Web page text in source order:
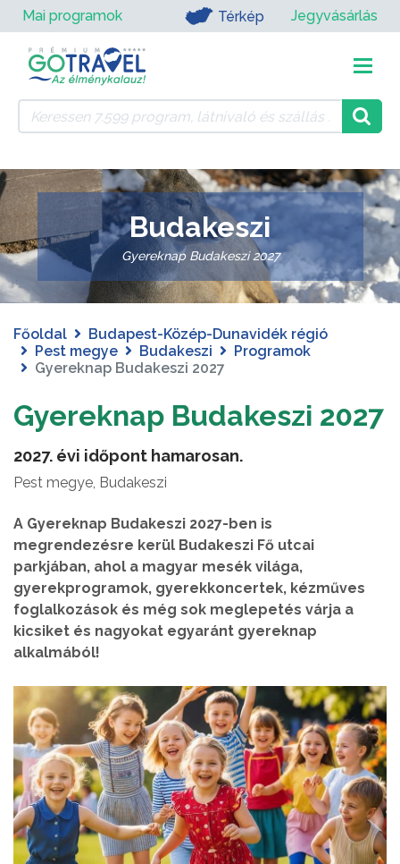
Mai programok Térkép Jegyvásárlás
Budakeszi
Gyereknap Budakeszi 2027
Főoldal
Budapest-Közép-Dunavidék régió
Pest megye
Budakeszi
Programok
Gyereknap Budakeszi 2027
Gyereknap Budakeszi 2027
2027. évi időpont hamarosan.
Pest megye, Budakeszi
A Gyereknap Budakeszi 2027-ben is
megrendezésre kerül Budakeszi Fő utcai
parkjában, ahol a magyar mesék világa,
gyerekprogramok, gyerekkoncertek, kézműves
foglalkozások és még sok meglepetés várja a
kicsiket és nagyokat egyaránt gyereknap
alkalmából!